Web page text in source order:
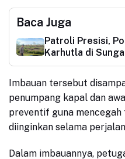
Baca Juga
Patroli Presisi,
Karhutla di
Imbauan tersebut
penumpang kapal dan
preventif guna
diinginkan selama
Dalam imbauannya,